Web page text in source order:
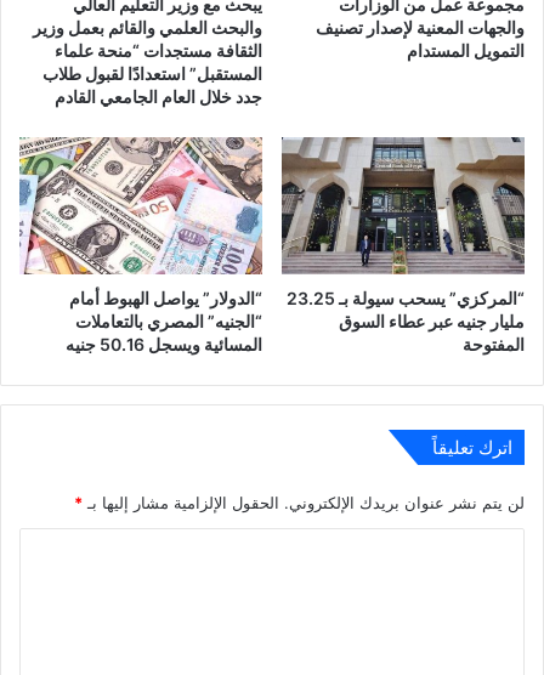
مجموعة عمل من الوزارات
والجهات المعنية لإصدار تصنيف
التمويل المستدام
يبحث مع وزير التعليم العالي
والبحث العلمي والقائم بعمل وزير
الثقافة مستجدات “منحة علماء
المستقبل” استعدادًا لقبول طلاب
جدد خلال العام الجامعي القادم
“المركزي” يسحب سيولة بـ 23.25
مليار جنيه عبر عطاء السوق
المفتوحة
“الدولار” يواصل الهبوط أمام
“الجنيه” المصري بالتعاملات
المسائية ويسجل 50.16 جنيه
اترك تعليقاً
لن يتم نشر عنوان بريدك الإلكتروني. الحقول الإلزامية مشار إليها بـ*